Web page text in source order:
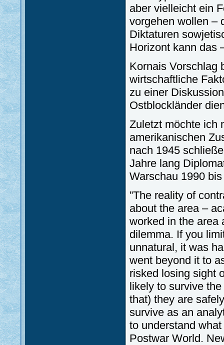
aber vielleicht ein
vorgehen wollen –
Diktaturen
Horizont kann das
Kornais Vorschlag
wirtschaftliche
zu einer
Ostblockländer
Zuletzt möchte ich
amerikanischen
nach 1945
Jahre lang
Warschau 1990
”The reality of
about the area –
worked in the area
dilemma. If you
unnatural, it was
went beyond it to
risked losing sight
likely to survive
that) they are
survive as an
to understand
Postwar World.